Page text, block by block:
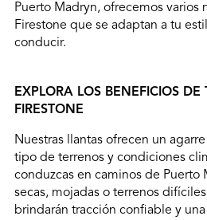
Puerto Madryn, ofrecemos varios
Firestone que se adaptan a tu
conducir.
EXPLORA LOS BENEFICIOS DE
FIRESTONE
Nuestras llantas ofrecen un
tipo de terrenos y condiciones
conduzcas en caminos de Puerto
secas, mojadas o terrenos
brindarán tracción confiable y